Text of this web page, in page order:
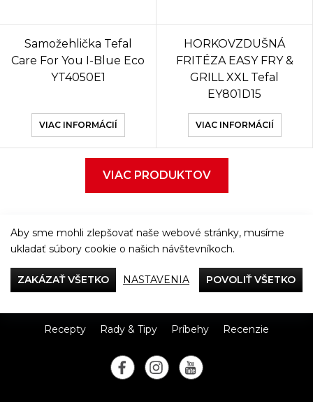
Samožehlička Tefal
Care For You I-Blue Eco
YT4050E1
VIAC INFORMÁCIÍ
HORKOVZDUŠNÁ
FRITÉZA EASY FRY &
GRILL XXL Tefal
EY801D15
VIAC INFORMÁCIÍ
VIAC PRODUKTOV
Večeriame společne
Recepty Rady & Tipy Príbehy Recenzie
Aby sme mohli zlepšovať naše webové stránky, musíme
ukladať súbory cookie o našich návštevníkoch.
ZAKÁZAŤ VŠETKO NASTAVENIA POVOLIŤ VŠETKO